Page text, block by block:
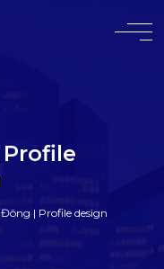
| Profile design